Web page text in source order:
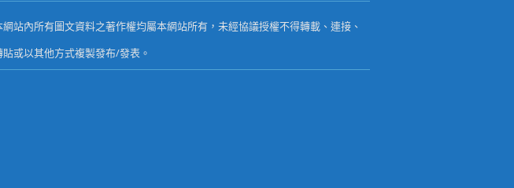
網站內所有圖文資料之著作權均屬本網站所有，未經協議授權不得轉載、連接、
貼或以其他方式複製發布/發表。